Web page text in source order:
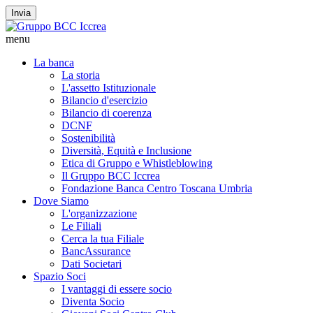
Invia
menu
La banca
La storia
L'assetto Istituzionale
Bilancio d'esercizio
Bilancio di coerenza
DCNF
Sostenibilità
Diversità, Equità e Inclusione
Etica di Gruppo e Whistleblowing
Il Gruppo BCC Iccrea
Fondazione Banca Centro Toscana Umbria
Dove Siamo
L'organizzazione
Le Filiali
Cerca la tua Filiale
BancAssurance
Dati Societari
Spazio Soci
I vantaggi di essere socio
Diventa Socio